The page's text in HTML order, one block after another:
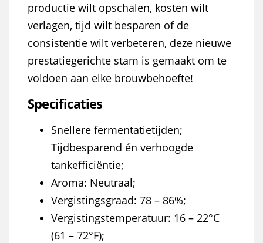
productie wilt opschalen, kosten wilt
verlagen, tijd wilt besparen of de
consistentie wilt verbeteren, deze nieuwe
prestatiegerichte stam is gemaakt om te
voldoen aan elke brouwbehoefte!
Specificaties
Snellere fermentatietijden;
Tijdbesparend én verhoogde
tankefficiëntie;
Aroma: Neutraal;
Vergistingsgraad: 78 – 86%;
Vergistingstemperatuur: 16 – 22°C
(61 – 72°F);